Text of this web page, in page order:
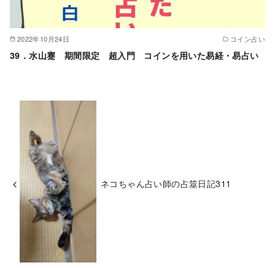
2022年10月24日 コイン占い
39．水山蹇 期間限定 超入門 コインを用いた易経・易占い
ネコちゃん占い師の占筮日記311